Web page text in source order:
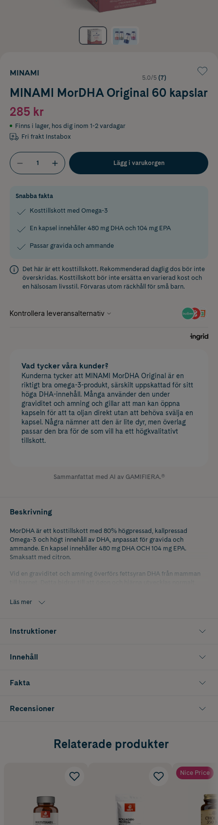
MINAMI
5.0/5 (7)
MINAMI MorDHA Original 60 kapslar
285 kr
Finns i lager, hos dig inom 1-2 vardagar
Fri frakt Instabox
Lägg i varukorgen
Snabba fakta
Kosttillskott med Omega-3
En kapsel innehåller 480 mg DHA och 104 mg EPA
Passar gravida och ammande
Det här är ett kosttillskott. Rekommenderad daglig dos bör inte
överskridas. Kosttillskott bör inte ersätta en varierad kost och
en hälsosam livsstil. Förvaras utom räckhåll för små barn.
Vad tycker våra kunder?
Kunderna tycker att MINAMI MorDHA Original är en
riktigt bra omega-3-produkt, särskilt uppskattad för sitt
höga DHA-innehåll. Många använder den under
graviditet och amning och gillar att man kan öppna
kapseln för att ta oljan direkt utan att behöva svälja en
kapsel. Några nämner att den är lite dyr, men överlag
passar den bra för de som vill ha ett högkvalitativt
tillskott.
Sammanfattat med AI av GAMIFIERA.®
Beskrivning
MorDHA är ett kosttillskott med 80% högpressad, kallpressad
Omega-3 och högt innehåll av DHA, anpassat för gravida och
ammande. En kapsel innehåller 480 mg DHA OCH 104 mg EPA.
Smaksatt med citron.
Vid en graviditet och amning överförs fettsyran DHA från mamman
DHA utöver det rekommenderade dagliga intaget av omega-3-
Läs mer
Instruktioner
Innehåll
Fakta
Recensioner
Relaterade produkter
Nice Price